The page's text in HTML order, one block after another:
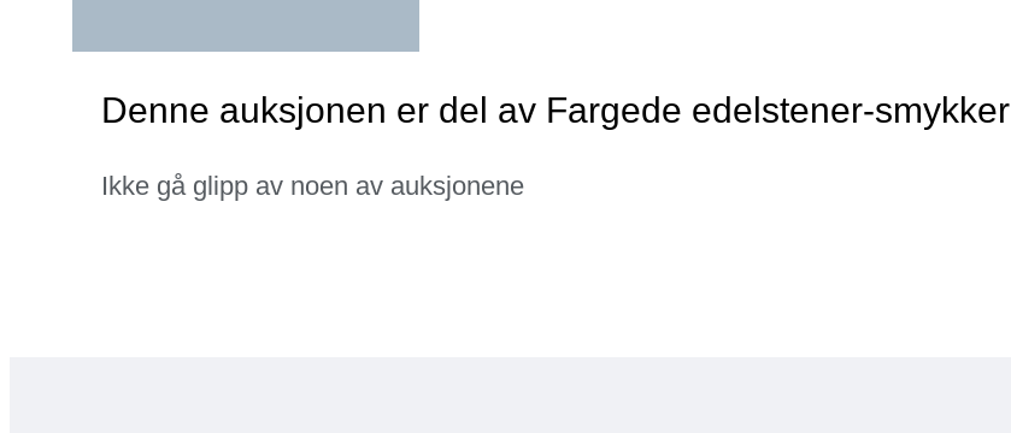
Denne auksjonen er del av Fargede edelstener-smykker
Ikke gå glipp av noen av auksjonene